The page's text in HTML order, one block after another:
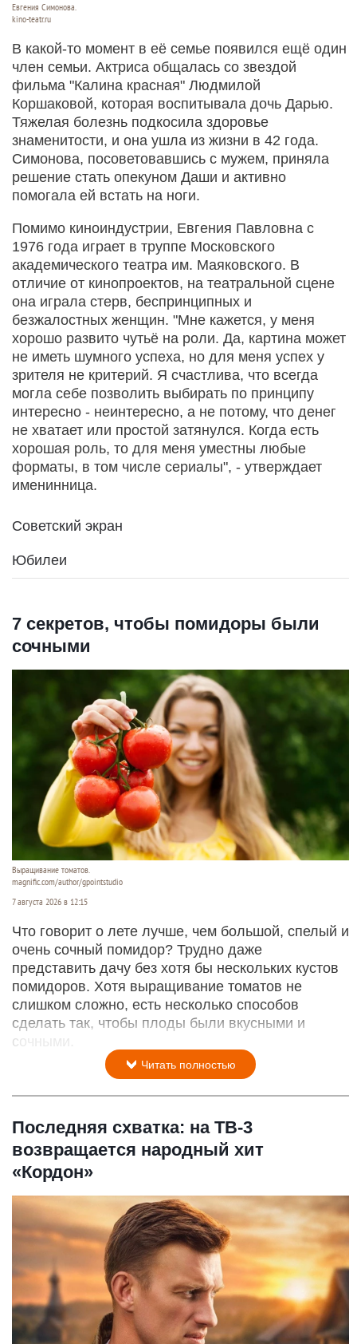
Евгения Симонова.
kino-teatr.ru
В какой-то момент в её семье появился ещё один
член семьи. Актриса общалась со звездой
фильма "Калина красная" Людмилой
Коршаковой, которая воспитывала дочь Дарью.
Тяжелая болезнь подкосила здоровье
знаменитости, и она ушла из жизни в 42 года.
Симонова, посоветовавшись с мужем, приняла
решение стать опекуном Даши и активно
помогала ей встать на ноги.
Помимо киноиндустрии, Евгения Павловна с
1976 года играет в труппе Московского
академического театра им. Маяковского. В
отличие от кинопроектов, на театральной сцене
она играла стерв, беспринципных и
безжалостных женщин. "Мне кажется, у меня
хорошо развито чутьё на роли. Да, картина может
не иметь шумного успеха, но для меня успех у
зрителя не критерий. Я счастлива, что всегда
могла себе позволить выбирать по принципу
интересно - неинтересно, а не потому, что денег
не хватает или простой затянулся. Когда есть
хорошая роль, то для меня уместны любые
форматы, в том числе сериалы", - утверждает
именинница.
Советский экран
Юбилеи
7 секретов, чтобы помидоры были
сочными
Выращивание томатов.
magnific.com/author/gpointstudio
7 августа 2026 в 12:15
Что говорит о лете лучше, чем большой, спелый и
очень сочный помидор? Трудно даже
представить дачу без хотя бы нескольких кустов
помидоров. Хотя выращивание томатов не
слишком сложно, есть несколько способов
сделать так, чтобы плоды были вкусными и
сочными.
Читать полностью
Последняя схватка: на ТВ-3
возвращается народный хит
«Кордон»